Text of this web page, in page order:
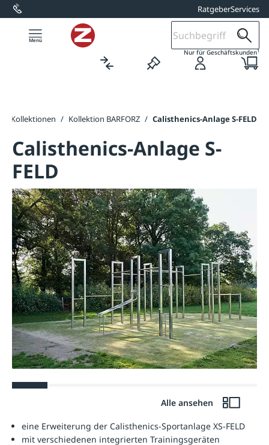
springen RatgeberServices
Nur für Geschäftskunden1
Kollektionen / Kollektion BARFORZ / Calisthenics-Anlage S-FELD
Calisthenics-Anlage S-
FELD
Alle ansehen
eine Erweiterung der Calisthenics-Sportanlage XS-FELD
mit verschiedenen integrierten Trainingsgeräten